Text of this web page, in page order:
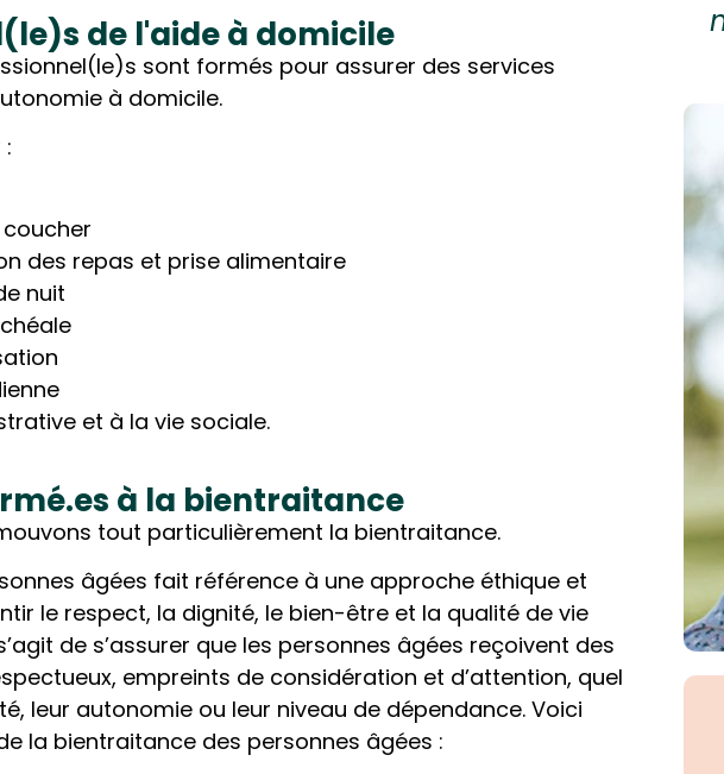
de l'aide à domicile
sont formés pour assurer des services
à domicile.
coucher
des repas et prise alimentaire
nuit
et à la vie sociale.
à la bientraitance
tout particulièrement la bientraitance.
âgées fait référence à une approche éthique et
le respect, la dignité, le bien-être et la qualité de vie
de s’assurer que les personnes âgées reçoivent des
empreints de considération et d’attention, quel
leur autonomie ou leur niveau de dépendance. Voici
la bientraitance des personnes âgées :